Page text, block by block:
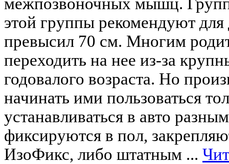
этой группы рекомендуют для
превысил 70 см. Многим
переходить на нее из-за
годовалого возраста. Но
начинать ими пользоваться
устанавливаться в авто
фиксируются в пол,
ИзоФикс, либо штатным ...